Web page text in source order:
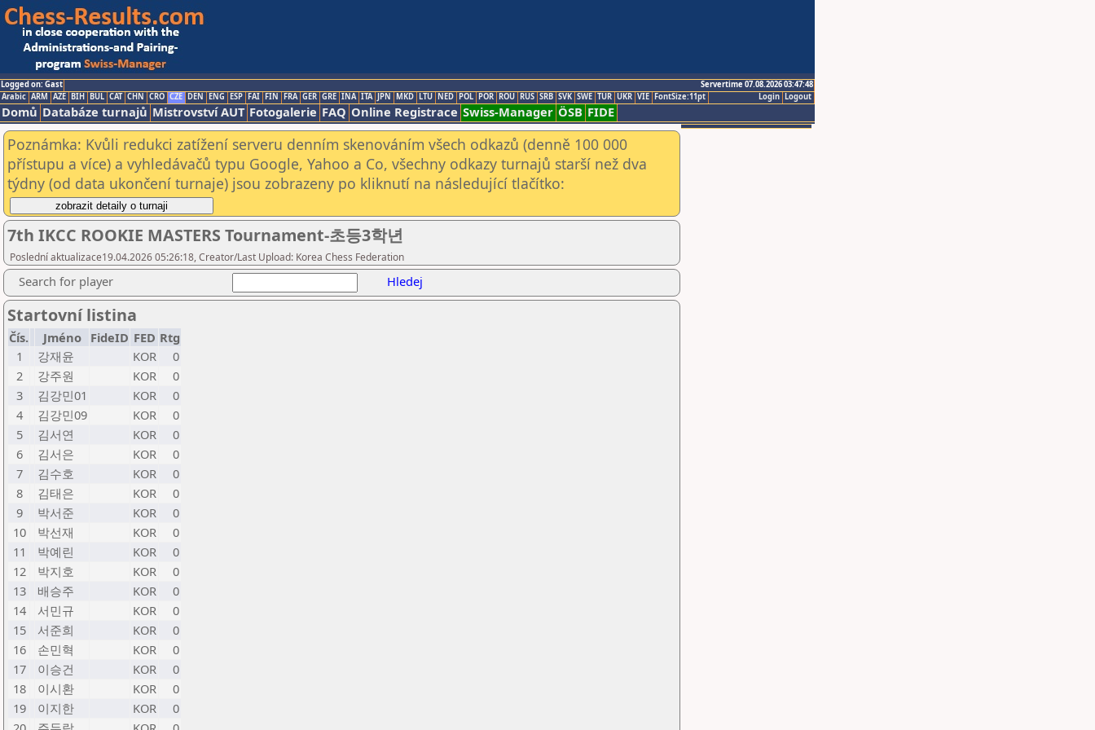
Logged on: Gast
Servertime 07.08.2026 03:47:48
Logout
Login
Arabic ARM AZE BIH BUL CAT CHN CRO CZE DEN ENG ESP FAI FIN FRA GER GRE INA ITA JPN MKD LTU NED POL POR ROU RUS SRB SVK SWE TUR UKR VIE FontSize:11pt
Domů Databáze turnajů Mistrovství AUT Fotogalerie FAQ Online Registrace Swiss-Manager ÖSB FIDE
Poznámka: Kvůli redukci zatížení serveru denním skenováním všech odkazů (denně 100 000
přístupu a více) a vyhledávačů typu Google, Yahoo a Co, všechny odkazy turnajů starší než dva
týdny (od data ukončení turnaje) jsou zobrazeny po kliknutí na následující tlačítko:
7th IKCC ROOKIE MASTERS Tournament-초등3학년
Poslední aktualizace19.04.2026 05:26:18, Creator/Last Upload: Korea Chess Federation
Search for player Hledej
Startovní listina
Čís. Jméno FideID FED Rtg
1
강재윤 KOR
0
2
강주원 KOR
0
3
김강민01 KOR
0
4
김강민09 KOR
0
5
김서연 KOR
0
6
김서은 KOR
0
7
김수호 KOR
0
8
김태은 KOR
0
9
박서준 KOR
0
10
박선재 KOR
0
11
박예린 KOR
0
12
박지호 KOR
0
13
배승주 KOR
0
14
서민규 KOR
0
15
서준희 KOR
0
16
손민혁 KOR
0
17
이승건 KOR
0
18
이시환 KOR
0
19
이지한 KOR
0